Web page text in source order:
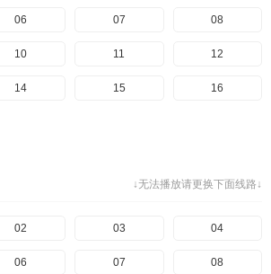
06 07 08
10 11 12
14 15 16
↓无法播放请更换下面线路↓
02 03 04
06 07 08